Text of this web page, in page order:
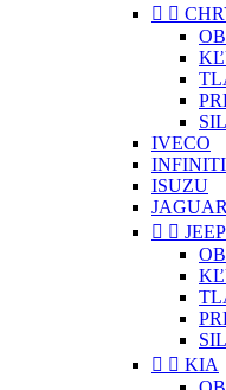
 
IVECO
INFINITI
ISUZU
JAGUAR
  JEEP
  KIA